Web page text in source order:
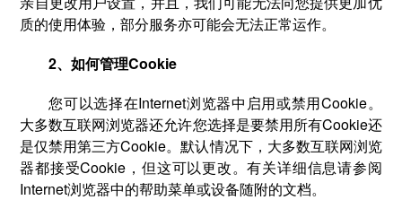
质的使用体验，部分服务亦可能会无法正常运作。
2、如何管理Cookie
您可以选择在Internet浏览器中启用或禁用Cookie。
大多数互联网浏览器还允许您选择是要禁用所有Cookie还
是仅禁用第三方Cookie。默认情况下，大多数互联网浏览
器都接受Cookie，但这可以更改。有关详细信息请参阅
Internet浏览器中的帮助菜单或设备随附的文档。